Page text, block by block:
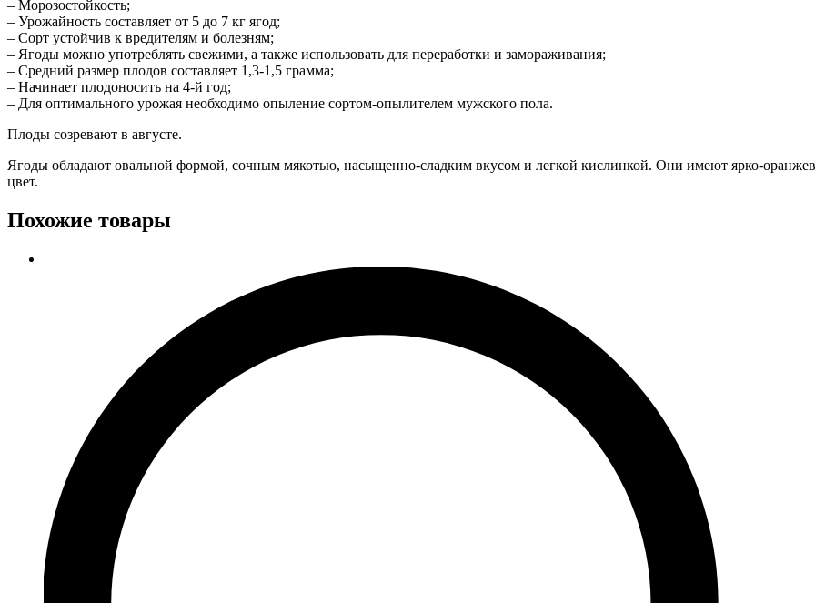
– Морозостойкость;
– Урожайность составляет от 5 до 7 кг ягод;
– Сорт устойчив к вредителям и болезням;
– Ягоды можно употреблять свежими, а также использовать для переработки и замораживания;
– Средний размер плодов составляет 1,3-1,5 грамма;
– Начинает плодоносить на 4-й год;
– Для оптимального урожая необходимо опыление сортом-опылителем мужского пола.
Плоды созревают в августе.
Ягоды обладают овальной формой, сочным мякотью, насыщенно-сладким вкусом и легкой кислинкой. Они имеют ярко-
цвет.
Похожие товары